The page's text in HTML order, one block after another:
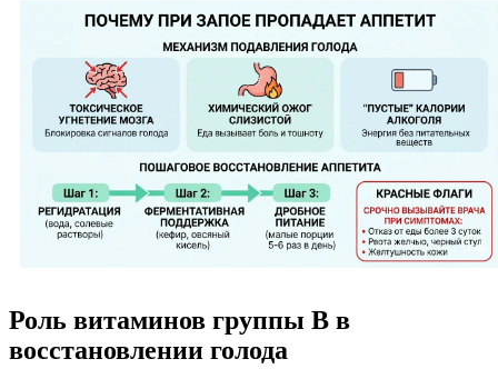
Роль витаминов группы B в
восстановлении голода